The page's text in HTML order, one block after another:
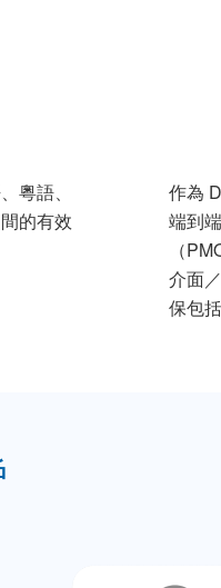
粵語、
的有效
作為
端到
（
介面
保包